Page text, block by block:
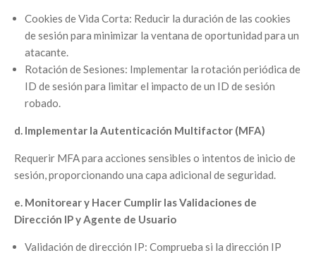
Cookies de Vida Corta: Reducir la duración de las cookies
de sesión para minimizar la ventana de oportunidad para un
atacante.
Rotación de Sesiones: Implementar la rotación periódica de
ID de sesión para limitar el impacto de un ID de sesión
robado.
d. Implementar la Autenticación Multifactor (MFA)
Requerir MFA para acciones sensibles o intentos de inicio de
sesión, proporcionando una capa adicional de seguridad.
e. Monitorear y Hacer Cumplir las Validaciones de
Dirección IP y Agente de Usuario
Validación de dirección IP: Comprueba si la dirección IP